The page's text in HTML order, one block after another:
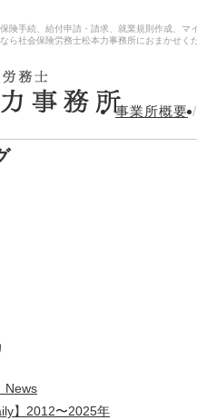
険手続、給付申請・請求、就業規則作成、マ
ら社会保険労務士松本力事務所におまかせく
事業所概要 /
News
】2012〜2025年